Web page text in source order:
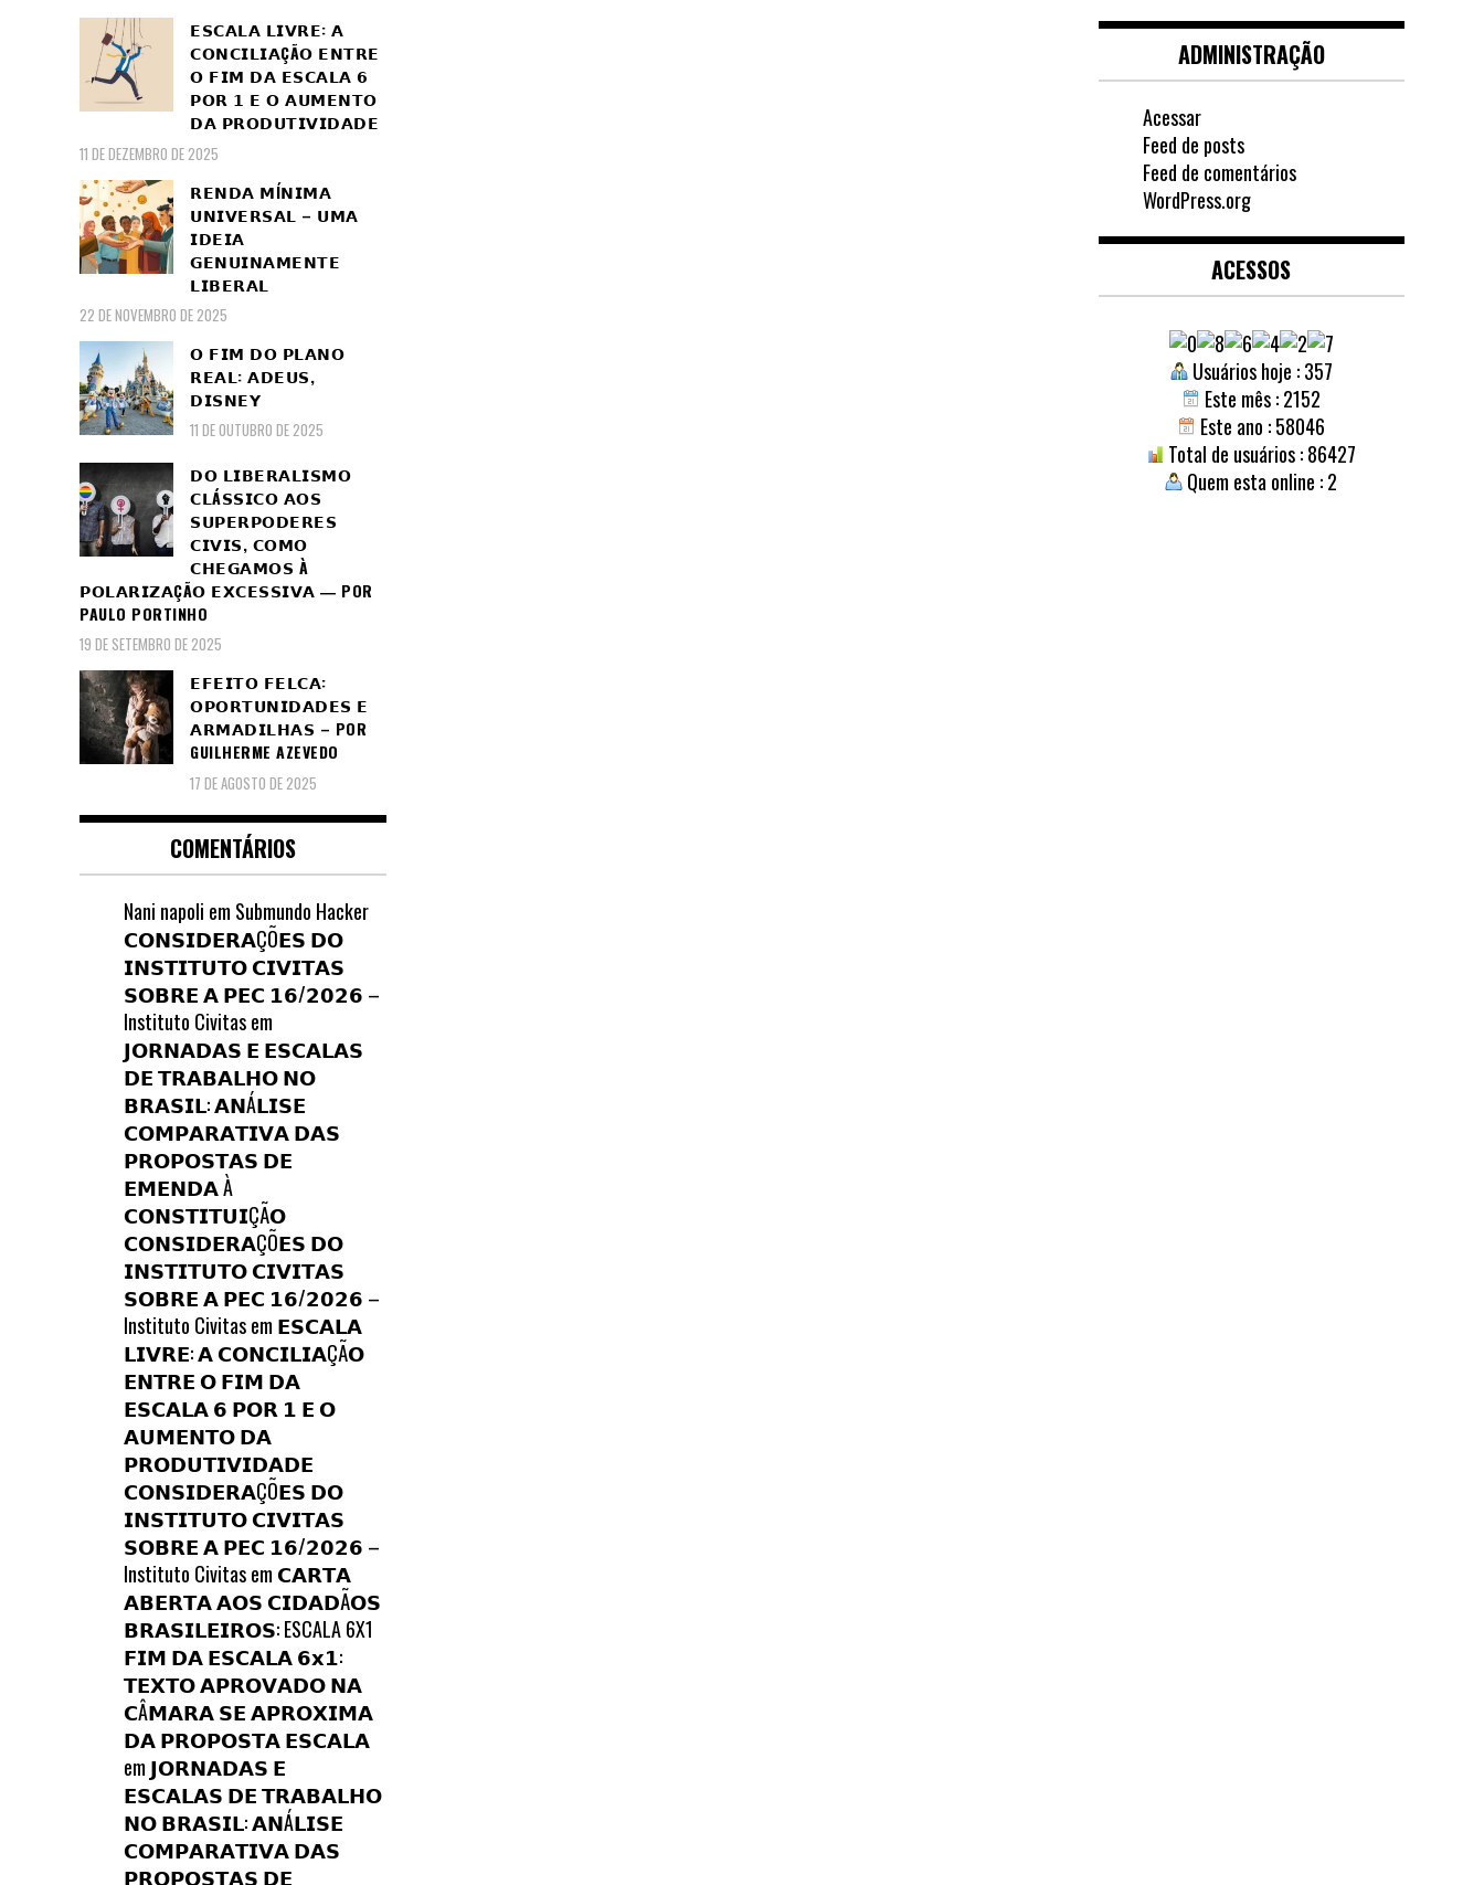
𝗘𝗦𝗖𝗔𝗟𝗔 𝗟𝗜𝗩𝗥𝗘: 𝗔
𝗖𝗢𝗡𝗖𝗜𝗟𝗜𝗔ÇÃ𝗢 𝗘𝗡𝗧𝗥𝗘
𝗢 𝗙𝗜𝗠 𝗗𝗔 𝗘𝗦𝗖𝗔𝗟𝗔 𝟲
𝗣𝗢𝗥 𝟭 𝗘 𝗢 𝗔𝗨𝗠𝗘𝗡𝗧𝗢
𝗗𝗔 𝗣𝗥𝗢𝗗𝗨𝗧𝗜𝗩𝗜𝗗𝗔𝗗𝗘
11 DE DEZEMBRO DE 2025
𝗥𝗘𝗡𝗗𝗔 𝗠Í𝗡𝗜𝗠𝗔
𝗨𝗡𝗜𝗩𝗘𝗥𝗦𝗔𝗟 – 𝗨𝗠𝗔
𝗜𝗗𝗘𝗜𝗔
𝗚𝗘𝗡𝗨𝗜𝗡𝗔𝗠𝗘𝗡𝗧𝗘
𝗟𝗜𝗕𝗘𝗥𝗔𝗟
22 DE NOVEMBRO DE 2025
𝗢 𝗙𝗜𝗠 𝗗𝗢 𝗣𝗟𝗔𝗡𝗢
𝗥𝗘𝗔𝗟: 𝗔𝗗𝗘𝗨𝗦,
𝗗𝗜𝗦𝗡𝗘𝗬
11 DE OUTUBRO DE 2025
𝗗𝗢 𝗟𝗜𝗕𝗘𝗥𝗔𝗟𝗜𝗦𝗠𝗢
𝗖𝗟Á𝗦𝗦𝗜𝗖𝗢 𝗔𝗢𝗦
𝗦𝗨𝗣𝗘𝗥𝗣𝗢𝗗𝗘𝗥𝗘𝗦
𝗖𝗜𝗩𝗜𝗦, 𝗖𝗢𝗠𝗢
𝗖𝗛𝗘𝗚𝗔𝗠𝗢𝗦 À
𝗣𝗢𝗟𝗔𝗥𝗜𝗭𝗔ÇÃ𝗢 𝗘𝗫𝗖𝗘𝗦𝗦𝗜𝗩𝗔 ― POR
PAULO PORTINHO
19 DE SETEMBRO DE 2025
𝗘𝗙𝗘𝗜𝗧𝗢 𝗙𝗘𝗟𝗖𝗔:
𝗢𝗣𝗢𝗥𝗧𝗨𝗡𝗜𝗗𝗔𝗗𝗘𝗦 𝗘
𝗔𝗥𝗠𝗔𝗗𝗜𝗟𝗛𝗔𝗦 – POR
GUILHERME AZEVEDO
17 DE AGOSTO DE 2025
COMENTÁRIOS
Nani napoli em Submundo Hacker
𝗖𝗢𝗡𝗦𝗜𝗗𝗘𝗥𝗔ÇÕ𝗘𝗦 𝗗𝗢
𝗜𝗡𝗦𝗧𝗜𝗧𝗨𝗧𝗢 𝗖𝗜𝗩𝗜𝗧𝗔𝗦
𝗦𝗢𝗕𝗥𝗘 𝗔 𝗣𝗘𝗖 𝟭𝟲/𝟮𝟬𝟮𝟲 –
Instituto Civitasem
𝗝𝗢𝗥𝗡𝗔𝗗𝗔𝗦 𝗘 𝗘𝗦𝗖𝗔𝗟𝗔𝗦
𝗗𝗘 𝗧𝗥𝗔𝗕𝗔𝗟𝗛𝗢 𝗡𝗢
𝗕𝗥𝗔𝗦𝗜𝗟: 𝗔𝗡Á𝗟𝗜𝗦𝗘
𝗖𝗢𝗠𝗣𝗔𝗥𝗔𝗧𝗜𝗩𝗔 𝗗𝗔𝗦
𝗣𝗥𝗢𝗣𝗢𝗦𝗧𝗔𝗦 𝗗𝗘
𝗘𝗠𝗘𝗡𝗗𝗔 À
𝗖𝗢𝗡𝗦𝗧𝗜𝗧𝗨𝗜ÇÃ𝗢
𝗖𝗢𝗡𝗦𝗜𝗗𝗘𝗥𝗔ÇÕ𝗘𝗦 𝗗𝗢
𝗜𝗡𝗦𝗧𝗜𝗧𝗨𝗧𝗢 𝗖𝗜𝗩𝗜𝗧𝗔𝗦
𝗦𝗢𝗕𝗥𝗘 𝗔 𝗣𝗘𝗖 𝟭𝟲/𝟮𝟬𝟮𝟲 –
Instituto Civitasem 𝗘𝗦𝗖𝗔𝗟𝗔
𝗟𝗜𝗩𝗥𝗘: 𝗔 𝗖𝗢𝗡𝗖𝗜𝗟𝗜𝗔ÇÃ𝗢
𝗘𝗡𝗧𝗥𝗘 𝗢 𝗙𝗜𝗠 𝗗𝗔
𝗘𝗦𝗖𝗔𝗟𝗔 𝟲 𝗣𝗢𝗥 𝟭 𝗘 𝗢
𝗔𝗨𝗠𝗘𝗡𝗧𝗢 𝗗𝗔
𝗣𝗥𝗢𝗗𝗨𝗧𝗜𝗩𝗜𝗗𝗔𝗗𝗘
𝗖𝗢𝗡𝗦𝗜𝗗𝗘𝗥𝗔ÇÕ𝗘𝗦 𝗗𝗢
𝗜𝗡𝗦𝗧𝗜𝗧𝗨𝗧𝗢 𝗖𝗜𝗩𝗜𝗧𝗔𝗦
𝗦𝗢𝗕𝗥𝗘 𝗔 𝗣𝗘𝗖 𝟭𝟲/𝟮𝟬𝟮𝟲 –
Instituto Civitasem 𝗖𝗔𝗥𝗧𝗔
𝗔𝗕𝗘𝗥𝗧𝗔 𝗔𝗢𝗦 𝗖𝗜𝗗𝗔𝗗Ã𝗢𝗦
𝗕𝗥𝗔𝗦𝗜𝗟𝗘𝗜𝗥𝗢𝗦: ESCALA 6X1
𝗙𝗜𝗠 𝗗𝗔 𝗘𝗦𝗖𝗔𝗟𝗔 𝟲𝘅𝟭:
𝗧𝗘𝗫𝗧𝗢 𝗔𝗣𝗥𝗢𝗩𝗔𝗗𝗢 𝗡𝗔
𝗖Â𝗠𝗔𝗥𝗔 𝗦𝗘 𝗔𝗣𝗥𝗢𝗫𝗜𝗠𝗔
𝗗𝗔 𝗣𝗥𝗢𝗣𝗢𝗦𝗧𝗔 𝗘𝗦𝗖𝗔𝗟𝗔
em 𝗝𝗢𝗥𝗡𝗔𝗗𝗔𝗦 𝗘
𝗘𝗦𝗖𝗔𝗟𝗔𝗦 𝗗𝗘 𝗧𝗥𝗔𝗕𝗔𝗟𝗛𝗢
𝗡𝗢 𝗕𝗥𝗔𝗦𝗜𝗟: 𝗔𝗡Á𝗟𝗜𝗦𝗘
𝗖𝗢𝗠𝗣𝗔𝗥𝗔𝗧𝗜𝗩𝗔 𝗗𝗔𝗦
𝗣𝗥𝗢𝗣𝗢𝗦𝗧𝗔𝗦 𝗗𝗘
ADMINISTRAÇÃO
Acessar
Feed de posts
Feed de comentários
WordPress.org
ACESSOS
Usuários hoje : 357
Este mês : 2152
Este ano : 58046
Total de usuários : 86427
Quem esta online : 2